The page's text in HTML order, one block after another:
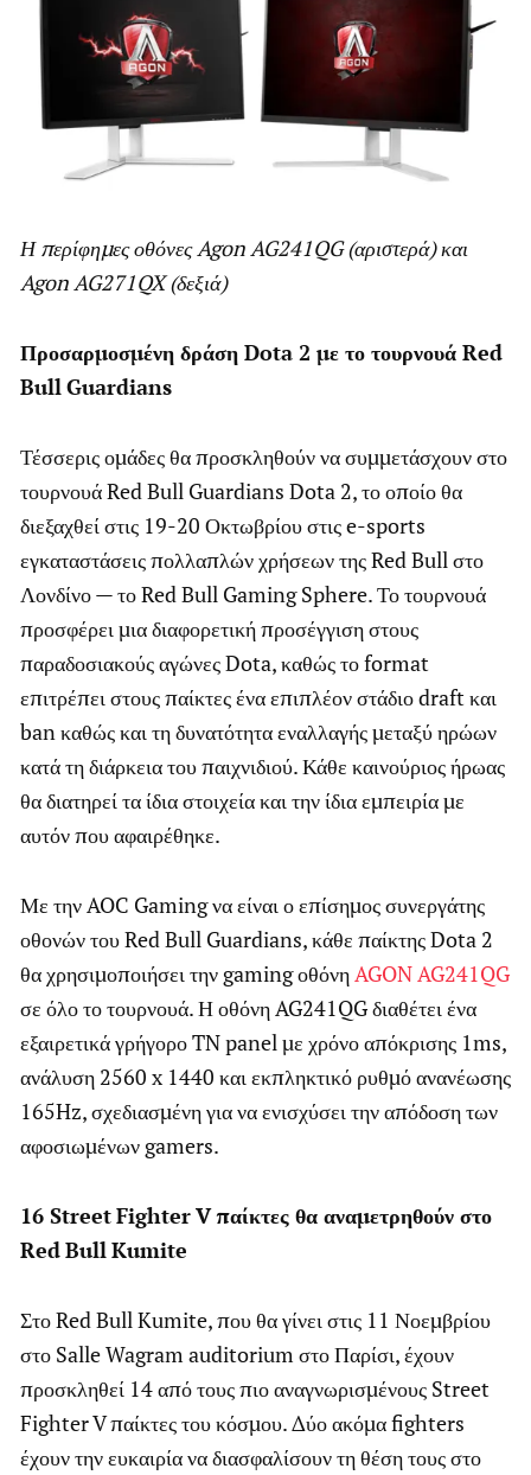
Η περίφημες οθόνεςAgonAG241QG(αριστερά) και
AgonAG271QX(δεξιά)
Προσαρμοσμένη δράση Dota 2 με το τουρνουά Red
BullGuardians
Τέσσερις ομάδες θα προσκληθούν να συμμετάσχουν στο
τουρνουά Red Bull Guardians Dota 2, το οποίο θα
διεξαχθεί στις 19-20 Οκτωβρίου στις e-sports
εγκαταστάσεις πολλαπλών χρήσεων της Red Bull στο
Λονδίνο — το Red Bull Gaming Sphere. Το τουρνουά
προσφέρει μια διαφορετική προσέγγιση στους
παραδοσιακούς αγώνες Dota, καθώς το format
επιτρέπει στους παίκτες ένα επιπλέον στάδιο draft και
ban καθώς και τη δυνατότητα εναλλαγής μεταξύ ηρώων
κατά τη διάρκεια του παιχνιδιού. Κάθε καινούριος ήρωας
θα διατηρεί τα ίδια στοιχεία και την ίδια εμπειρία με
αυτόν που αφαιρέθηκε.
Με την AOC Gaming να είναι ο επίσημος συνεργάτης
οθονών του Red Bull Guardians, κάθε παίκτης Dota 2
θα χρησιμοποιήσει την gaming οθόνηAGON AG241QG
σε όλο το τουρνουά. Η οθόνη AG241QG διαθέτει ένα
εξαιρετικά γρήγορο TN panel με χρόνο απόκρισης 1ms,
ανάλυση 2560 x 1440 και εκπληκτικό ρυθμό ανανέωσης
165Hz, σχεδιασμένη για να ενισχύσει την απόδοση των
αφοσιωμένων gamers.
16 StreetFighterVπαίκτες θα αναμετρηθούν στο
RedBullKumite
Στο Red Bull Kumite, που θα γίνει στις 11 Νοεμβρίου
στο Salle Wagram auditorium στο Παρίσι, έχουν
προσκληθεί 14 από τους πιο αναγνωρισμένους Street
Fighter V παίκτες του κόσμου. Δύο ακόμα fighters
έχουν την ευκαιρία να διασφαλίσουν τη θέση τους στο